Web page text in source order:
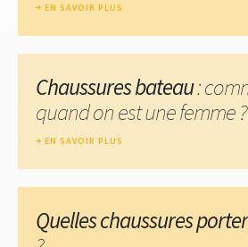
EN SAVOIR PLUS
Chaussures bateau:
quand on est une femme ?
EN SAVOIR PLUS
Quelles chaussures